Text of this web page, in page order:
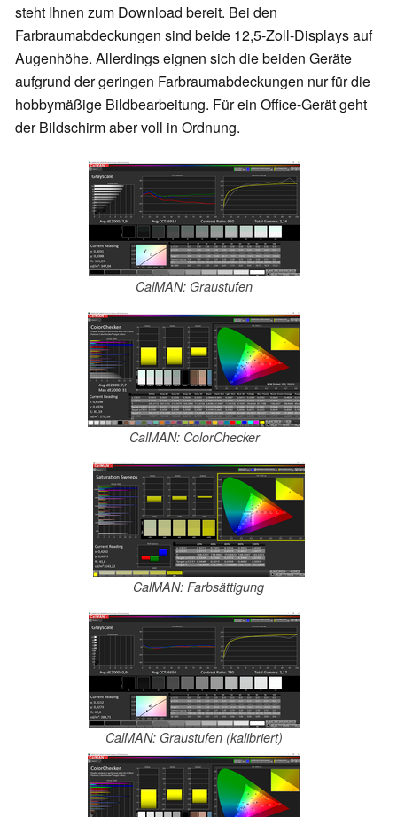
steht Ihnen zum Download bereit. Bei den
Farbraumabdeckungen sind beide 12,5-Zoll-Displays auf
Augenhöhe. Allerdings eignen sich die beiden Geräte
aufgrund der geringen Farbraumabdeckungen nur für die
hobbymäßige Bildbearbeitung. Für ein Office-Gerät geht
der Bildschirm aber voll in Ordnung.
CalMAN: Graustufen
CalMAN: ColorChecker
CalMAN: Farbsättigung
CalMAN: Graustufen (kalibriert)